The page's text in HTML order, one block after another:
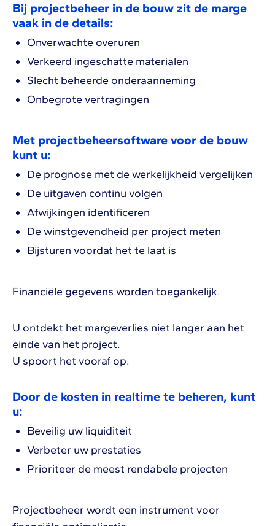
Bij projectbeheer in de bouw zit de marge
vaak in de details:
Onverwachte overuren
Verkeerd ingeschatte materialen
Slecht beheerde onderaanneming
Onbegrote vertragingen
Met projectbeheersoftware voor de bouw
kunt u:
De prognose met de werkelijkheid vergelijken
De uitgaven continu volgen
Afwijkingen identificeren
De winstgevendheid per project meten
Bijsturen voordat het te laat is
Financiële gegevens worden toegankelijk.
U ontdekt het margeverlies niet langer aan het
einde van het project.
U spoort het vooraf op.
Door de kosten in realtime te beheren, kunt
u:
Beveilig uw liquiditeit
Verbeter uw prestaties
Prioriteer de meest rendabele projecten
Projectbeheer wordt een instrument voor